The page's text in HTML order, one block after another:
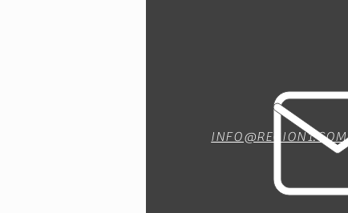
INFO@REGION1.COM